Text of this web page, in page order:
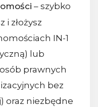
– szybko
i złożysz
IN-1
lub
prawnych
bez
oraz niezbędne